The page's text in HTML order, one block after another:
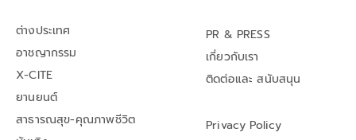
ต่างประเทศ
อาชญากรรม
X-CITE
ยานยนต์
สาธารณสุข-คุณภาพชีวิต
PR & PRESS
เกี่ยวกับเรา
ติดต่อและ สนับสนุน
Privacy Policy